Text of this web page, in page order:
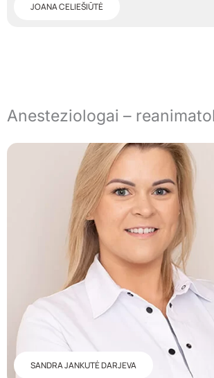
JOANA CELIEŠIŪTĖ
Anesteziologai –
SANDRA JANKUTĖ DARJEVA